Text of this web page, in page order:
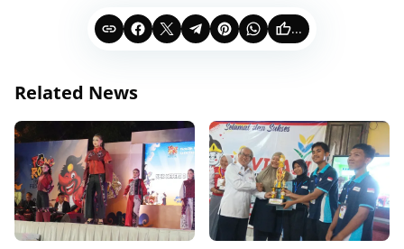
...
Related News